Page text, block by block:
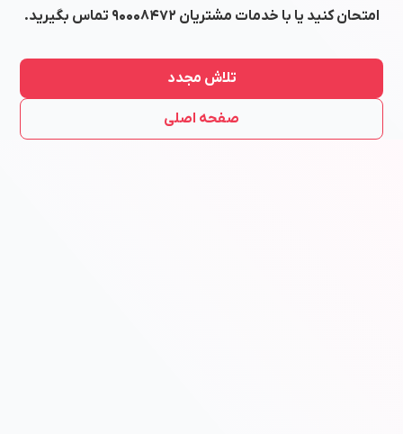
امتحان کنید یا با خدمات مشتریان ۹۰۰۰۸۴۷۲ تماس بگیرید.
تلاش مجدد
صفحه اصلی